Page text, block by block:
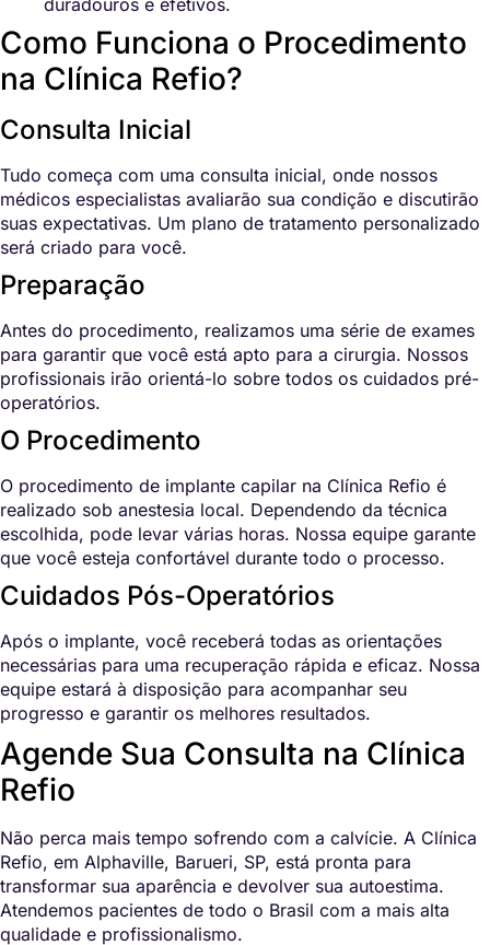
Como Funciona o Procedimento
na Clínica Refio?
Consulta Inicial
Tudo começa com uma consulta inicial, onde nossos
médicos especialistas avaliarão sua condição e discutirão
suas expectativas. Um plano de tratamento personalizado
será criado para você.
Preparação
Antes do procedimento, realizamos uma série de exames
para garantir que você está apto para a cirurgia. Nossos
profissionais irão orientá-lo sobre todos os cuidados pré-
operatórios.
O Procedimento
O procedimento de implante capilar na Clínica Refio é
realizado sob anestesia local. Dependendo da técnica
escolhida, pode levar várias horas. Nossa equipe garante
que você esteja confortável durante todo o processo.
Cuidados Pós-Operatórios
Após o implante, você receberá todas as orientações
necessárias para uma recuperação rápida e eficaz. Nossa
equipe estará à disposição para acompanhar seu
progresso e garantir os melhores resultados.
Agende Sua Consulta na Clínica
Refio
Não perca mais tempo sofrendo com a calvície. A Clínica
Refio, em Alphaville, Barueri, SP, está pronta para
transformar sua aparência e devolver sua autoestima.
Atendemos pacientes de todo o Brasil com a mais alta
qualidade e profissionalismo.